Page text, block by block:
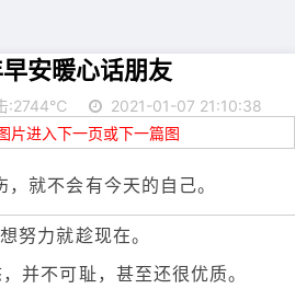
安暖心话朋友
:2744℃
2021-01-07 21:10:38
片进入下一页或下一篇图
就不会有今天的自己。
努力就趁现在。
并不可耻，甚至还很优质。